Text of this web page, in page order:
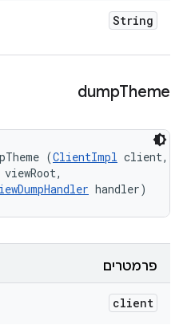
String
dumpTheme
(ClientImpl client,
viewRoot,
handler)
פרמטרים
client